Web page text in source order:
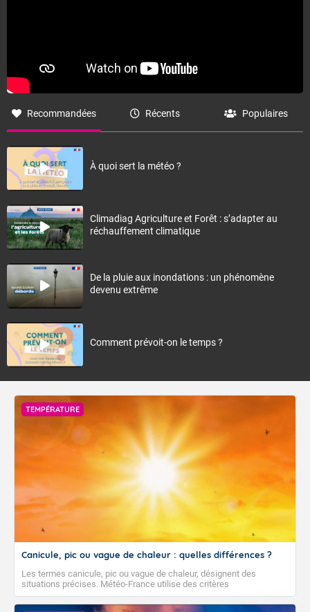
Recommandées Récents Populaires
À quoi sert la météo ?
Climadiag Agriculture et Forêt : s’adapter au
réchauffement climatique
De la pluie aux inondations : un phénomène
devenu extrême
Comment prévoit-on le temps ?
TEMPÉRATURE
Canicule, pic ou vague de chaleur : quelles différences ?
Les termes canicule, pic ou vague de chaleur, désignent des
situations précises. Météo-France utilise des critères
climatologiques pour évaluer et qualifier les épisodes de chaleur qui
peuvent avoir des impacts sanitaires et socio-économiques